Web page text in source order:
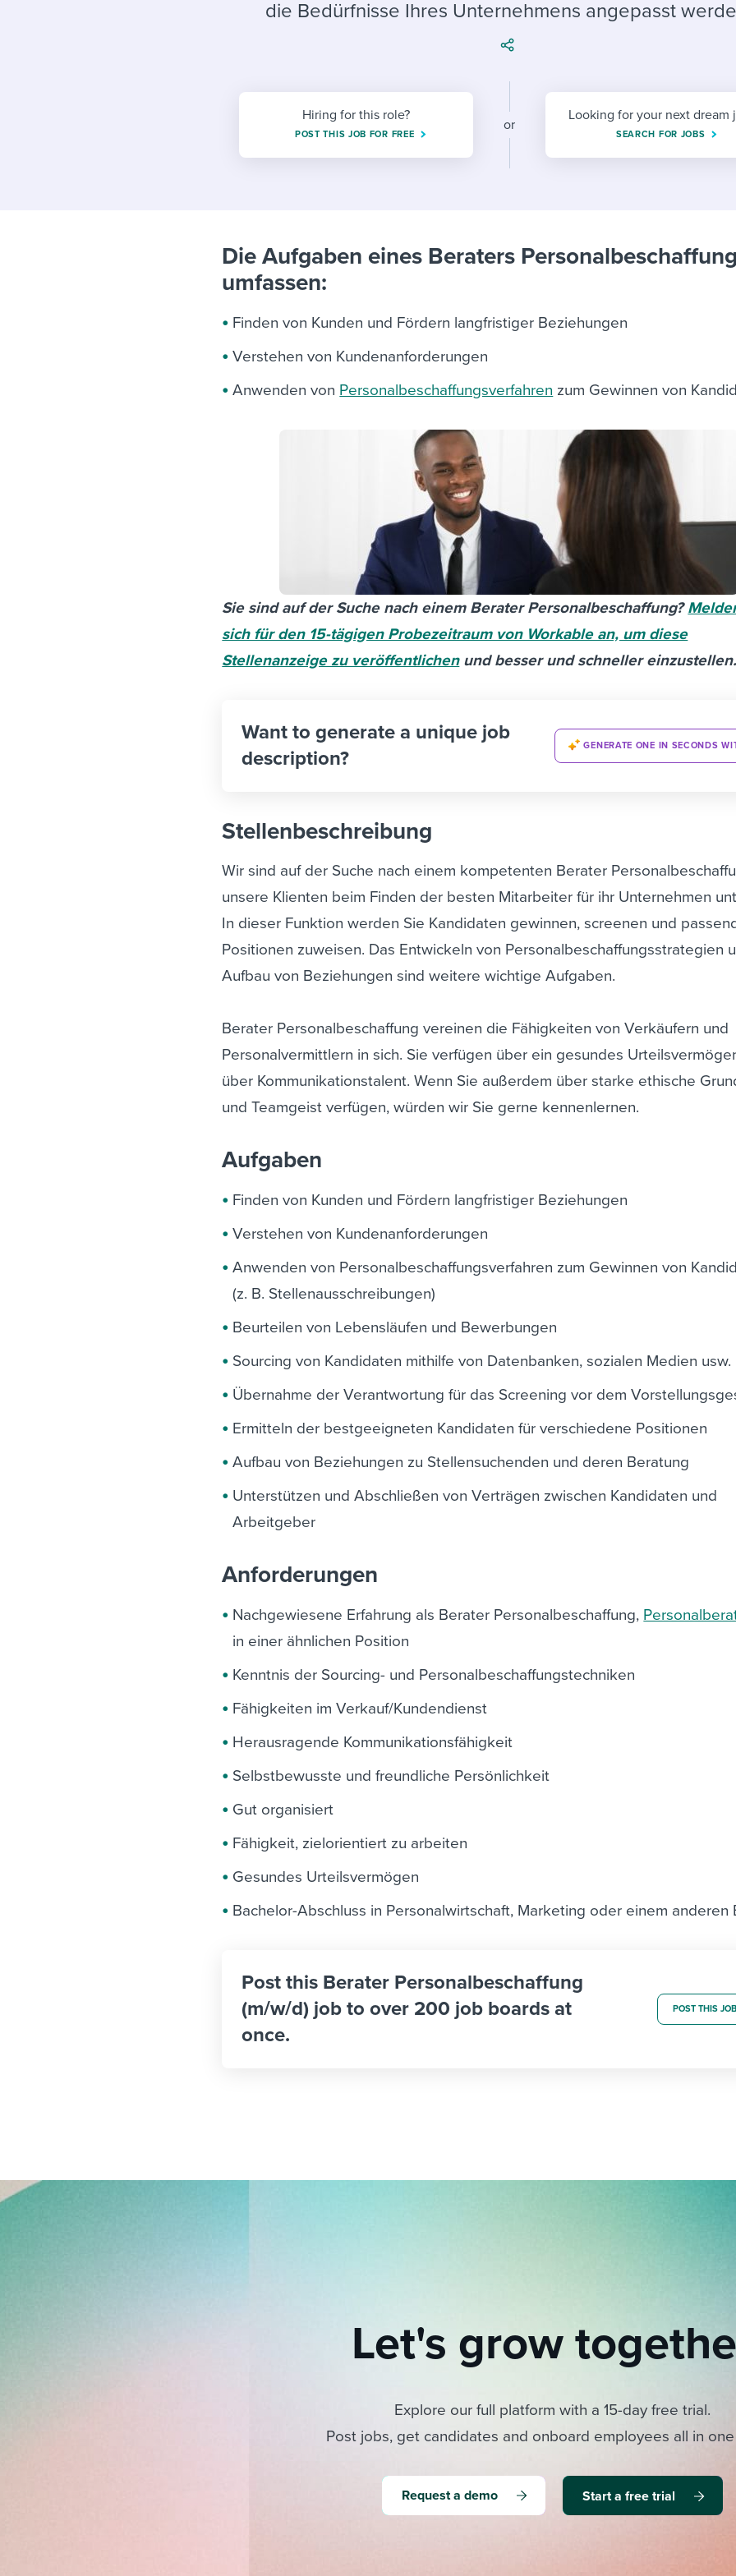
Workable customer stories
Workable customer stories
die Bedürfnisse Ihres Unternehmens angepasst
Hiring for this role?
POST THIS JOB FOR FREE
or
Looking for your next dream
SEARCH FOR JOBS
Die Aufgaben eines Beraters Personalbeschaffung
umfassen:
Finden von Kunden und Fördern langfristiger Beziehungen
Verstehen von Kundenanforderungen
Anwenden von Personalbeschaffungsverfahren zum Gewinnen von
Sie sind auf der Suche nach einem Berater Personalbeschaffung?
sich für den 15-tägigen Probezeitraum von Workable an, um diese
Stellenanzeige zu veröffentlichenund besser und schneller einzustellen.
Want to generate a unique job
description?
GENERATE ONE IN SECONDS
Stellenbeschreibung
Wir sind auf der Suche nach einem kompetenten Berater
unsere Klienten beim Finden der besten Mitarbeiter für ihr Unternehmen
In dieser Funktion werden Sie Kandidaten gewinnen, screenen und
Positionen zuweisen. Das Entwickeln von Personalbeschaffungsstrategien
Aufbau von Beziehungen sind weitere wichtige Aufgaben.
Berater Personalbeschaffung vereinen die Fähigkeiten von Verkäufern und
Personalvermittlern in sich. Sie verfügen über ein gesundes
über Kommunikationstalent. Wenn Sie außerdem über starke ethische
und Teamgeist verfügen, würden wir Sie gerne kennenlernen.
Aufgaben
Finden von Kunden und Fördern langfristiger Beziehungen
Verstehen von Kundenanforderungen
Anwenden von Personalbeschaffungsverfahren zum Gewinnen von
(z. B. Stellenausschreibungen)
Beurteilen von Lebensläufen und Bewerbungen
Sourcing von Kandidaten mithilfe von Datenbanken, sozialen Medien usw.
Übernahme der Verantwortung für das Screening vor dem
Ermitteln der bestgeeigneten Kandidaten für verschiedene Positionen
Aufbau von Beziehungen zu Stellensuchenden und deren Beratung
Unterstützen und Abschließen von Verträgen zwischen Kandidaten und
Arbeitgeber
Anforderungen
Nachgewiesene Erfahrung als Berater Personalbeschaffung,
in einer ähnlichen Position
Kenntnis der Sourcing- und Personalbeschaffungstechniken
Fähigkeiten im Verkauf/Kundendienst
Herausragende Kommunikationsfähigkeit
Selbstbewusste und freundliche Persönlichkeit
Gut organisiert
Fähigkeit, zielorientiert zu arbeiten
Gesundes Urteilsvermögen
Bachelor-Abschluss in Personalwirtschaft, Marketing oder einem anderen
Post this Berater Personalbeschaffung
(m/w/d) job to over 200 job boards at
once.
POST THIS
Let's grow
Explore our full platform with a 15-day free trial.
Post jobs, get candidates and onboard employees all in
Request a demo Start a free trial